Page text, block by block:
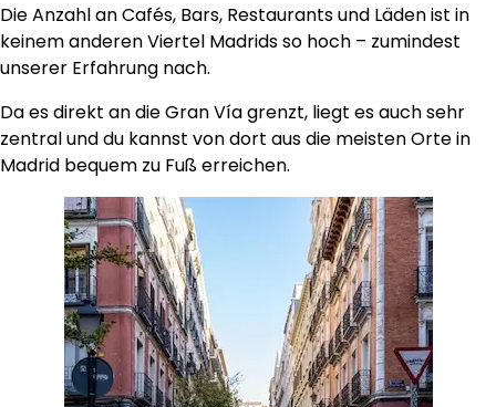
Die Anzahl an Cafés, Bars, Restaurants und Läden ist in
keinem anderen Viertel Madrids so hoch – zumindest
unserer Erfahrung nach.
Da es direkt an die Gran Vía grenzt, liegt es auch sehr
zentral und du kannst von dort aus die meisten Orte in
Madrid bequem zu Fuß erreichen.